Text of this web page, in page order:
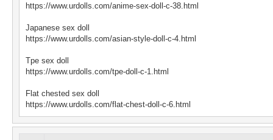
https://www.urdolls.com/anime-sex-doll-c-38.html
Japanese sex doll
https://www.urdolls.com/asian-style-doll-c-4.html
Tpe sex doll
https://www.urdolls.com/tpe-doll-c-1.html
Flat chested sex doll
https://www.urdolls.com/flat-chest-doll-c-6.html